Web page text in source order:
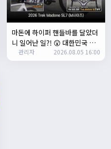
2025
는데 괜찮나요?
~~
마돈에 하이퍼 핸들바를 달았더
니 일어난 일?! 😲 대한민국 유
일무이 커스텀 마돈 SL7 등장!
관리자 2026.08.05 16:00